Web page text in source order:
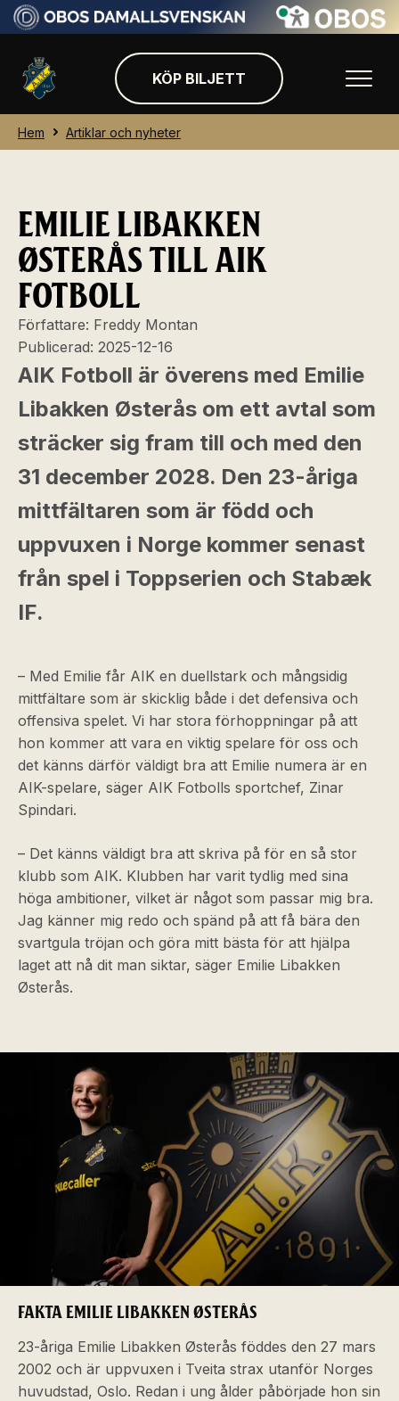
KÖP BILJETT
Hem Artiklar och nyheter
EMILIE LIBAKKEN
ØSTERÅS TILL AIK
FOTBOLL
Författare: Freddy Montan
Publicerad: 2025-12-16
AIK Fotboll är överens med Emilie
Libakken Østerås om ett avtal som
sträcker sig fram till och med den
31 december 2028. Den 23-åriga
mittfältaren som är född och
uppvuxen i Norge kommer senast
från spel i Toppserien och Stabæk
IF.
– Med Emilie får AIK en duellstark och mångsidig
mittfältare som är skicklig både i det defensiva och
offensiva spelet. Vi har stora förhoppningar på att
hon kommer att vara en viktig spelare för oss och
det känns därför väldigt bra att Emilie numera är en
AIK-spelare, säger AIK Fotbolls sportchef, Zinar
Spindari.
– Det känns väldigt bra att skriva på för en så stor
klubb som AIK. Klubben har varit tydlig med sina
höga ambitioner, vilket är något som passar mig bra.
Jag känner mig redo och spänd på att få bära den
svartgula tröjan och göra mitt bästa för att hjälpa
laget att nå dit man siktar, säger Emilie Libakken
Østerås.
FAKTA EMILIE LIBAKKEN ØSTERÅS
23-åriga Emilie Libakken Østerås föddes den 27 mars
2002 och är uppvuxen i Tveita strax utanför Norges
huvudstad, Oslo. Redan i ung ålder påbörjade hon sin